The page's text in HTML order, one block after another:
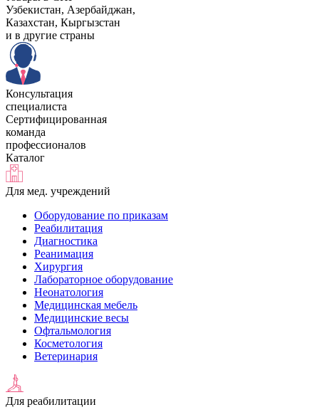
Узбекистан, Aзербайджан,
Казахстан, Кыргызстан
и в другие страны
Консультация
специалиста
Сертифицированная
команда
профессионалов
Каталог
Для мед. учреждений
Оборудование по приказам
Реабилитация
Диагностика
Реанимация
Хирургия
Лабораторное оборудование
Неонатология
Медицинская мебель
Медицинские весы
Офтальмология
Косметология
Ветеринария
Для реабилитации